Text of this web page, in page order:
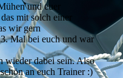
und euer
mit solch einer
wir gern
Mal bei euch und war
wieder dabei sein. Also
an euch Trainer :)